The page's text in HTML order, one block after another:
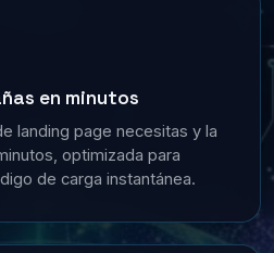
en minutos
landing page necesitas y la
optimizada para
de carga instantánea.